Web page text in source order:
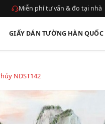
Miễn phí tư vấn & đo tại nhà
GIẤY DÁN TƯỜNG HÀN QUỐC
NDST142